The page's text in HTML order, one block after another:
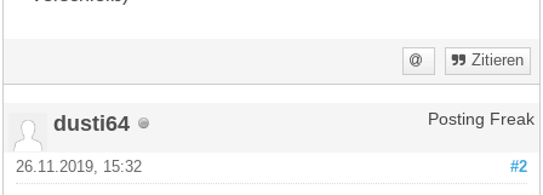
Zitieren
dusti64 Posting Freak
#2
26.11.2019, 15:32